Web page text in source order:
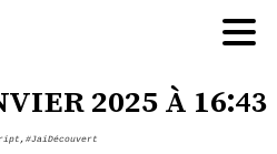
2025 à 16:43
, #JaiDécouvert